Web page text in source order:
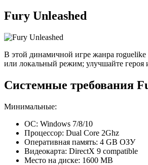
Fury Unleashed
В этой динамичной игре жанра roguelike
или локальный режим; улучшайте героя
Системные требования
Минимальные:
ОС: Windows 7/8/10
Процессор: Dual Core 2Ghz
Оперативная память: 4 GB ОЗУ
Видеокарта: DirectX 9 compatible
Место на диске: 1600 MB